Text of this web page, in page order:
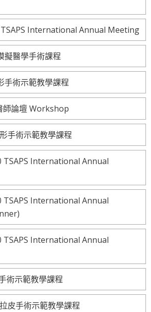
TSAPS International Annual Meeting
擬醫學手術課程
手術示範教學課程
師論壇 Workshop
手術示範教學課程
TSAPS International Annual
TSAPS International Annual
TSAPS International Annual
術示範教學課程
皮手術示範教學課程